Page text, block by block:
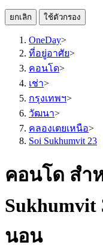
ยกเลิก ใช้ตัวกรอง
OneDay>
ที่อยู่อาศัย>
คอนโด>
เช่า>
กรุงเทพฯ>
วัฒนา>
คลองเตยเหนือ>
Soi Sukhumvit 23
คอนโด สำ
Sukhumvit
นอน